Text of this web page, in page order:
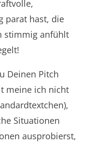
parat hast, die
stimmig anfühlt
Deinen Pitch
meine ich nicht
Situationen
ausprobierst,